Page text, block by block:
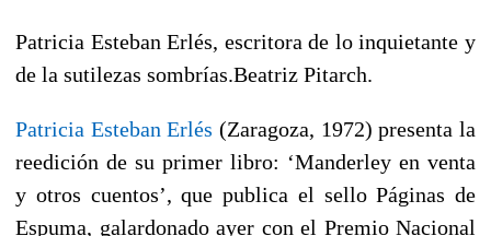
Patricia Esteban Erlés, escritora de lo inquietante y
de la sutilezas sombrías.Beatriz Pitarch.
Patricia Esteban Erlés (Zaragoza, 1972) presenta la
reedición de su primer libro: ‘Manderley en venta
y otros cuentos’, que publica el sello Páginas de
Espuma, galardonado ayer con el Premio Nacional